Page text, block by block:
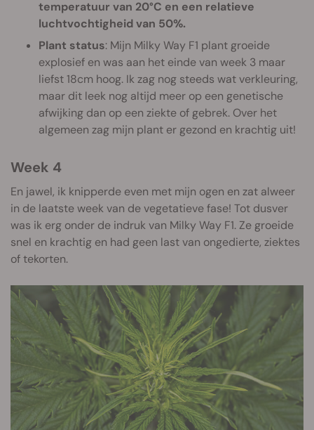
temperatuur van 20°C en een relatieve
luchtvochtigheid van 50%.
Plant status: Mijn Milky Way F1 plant groeide
explosief en was aan het einde van week 3 maar
liefst 18cm hoog. Ik zag nog steeds wat verkleuring,
maar dit leek nog altijd meer op een genetische
afwijking dan op een ziekte of gebrek. Over het
algemeen zag mijn plant er gezond en krachtig uit!
Week 4
En jawel, ik knipperde even met mijn ogen en zat alweer
in de laatste week van de vegetatieve fase! Tot dusver
was ik erg onder de indruk van Milky Way F1. Ze groeide
snel en krachtig en had geen last van ongedierte, ziektes
of tekorten.